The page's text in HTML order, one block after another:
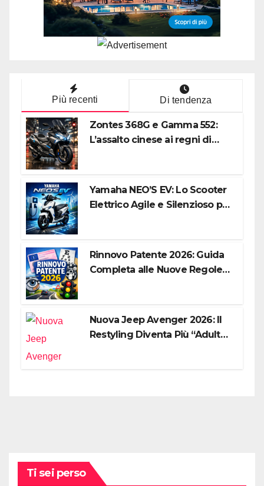
Più recenti Di tendenza
Zontes 368G e Gamma 552:
L’assalto cinese ai regni di
Yamaha NEO’S EV: Lo Scooter
Elettrico Agile e Silenzioso per
Rinnovo Patente 2026: Guida
Completa alle Nuove Regole,
Nuova Jeep Avenger 2026: Il
Restyling Diventa Più “Adulto”,
Ti sei perso